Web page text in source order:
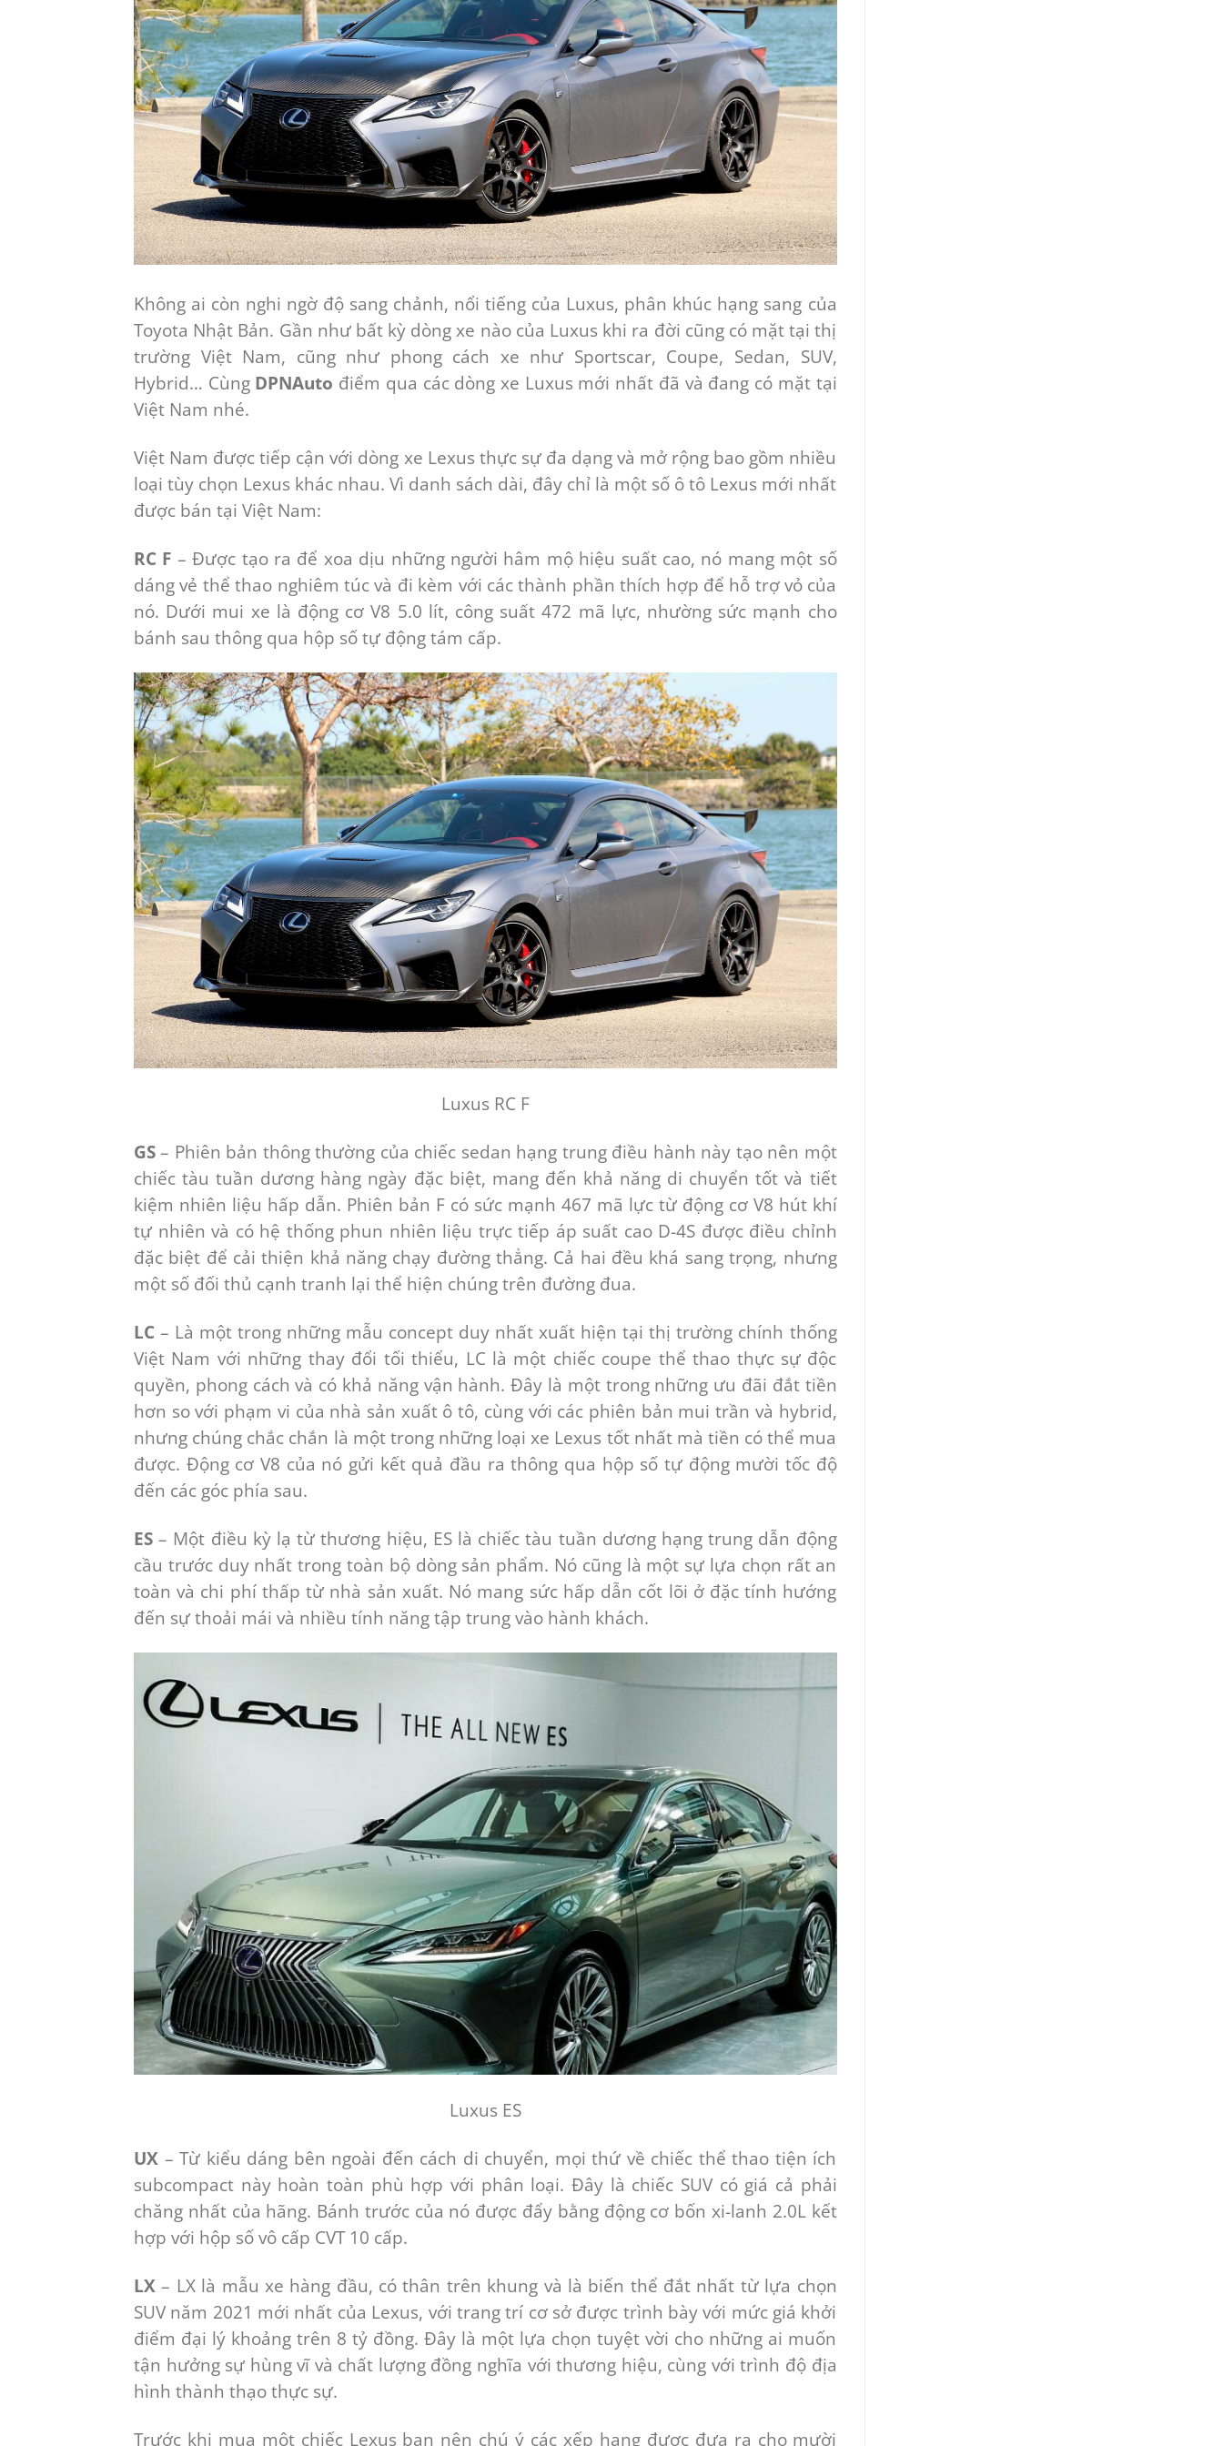
Không ai còn nghi ngờ độ sang chảnh, nổi tiếng của Luxus, phân khúc hạng sang của
Toyota Nhật Bản. Gần như bất kỳ dòng xe nào của Luxus khi ra đời cũng có mặt tại thị
trường Việt Nam, cũng như phong cách xe như Sportscar, Coupe, Sedan, SUV,
Hybrid… Cùng DPNAuto điểm qua các dòng xe Luxus mới nhất đã và đang có mặt tại
Việt Nam nhé.
Việt Nam được tiếp cận với dòng xe Lexus thực sự đa dạng và mở rộng bao gồm nhiều
loại tùy chọn Lexus khác nhau. Vì danh sách dài, đây chỉ là một số ô tô Lexus mới nhất
được bán tại Việt Nam:
RC F – Được tạo ra để xoa dịu những người hâm mộ hiệu suất cao, nó mang một số
dáng vẻ thể thao nghiêm túc và đi kèm với các thành phần thích hợp để hỗ trợ vỏ của
nó. Dưới mui xe là động cơ V8 5.0 lít, công suất 472 mã lực, nhường sức mạnh cho
bánh sau thông qua hộp số tự động tám cấp.
Luxus RC F
GS – Phiên bản thông thường của chiếc sedan hạng trung điều hành này tạo nên một
chiếc tàu tuần dương hàng ngày đặc biệt, mang đến khả năng di chuyển tốt và tiết
kiệm nhiên liệu hấp dẫn. Phiên bản F có sức mạnh 467 mã lực từ động cơ V8 hút khí
tự nhiên và có hệ thống phun nhiên liệu trực tiếp áp suất cao D-4S được điều chỉnh
đặc biệt để cải thiện khả năng chạy đường thẳng. Cả hai đều khá sang trọng, nhưng
một số đối thủ cạnh tranh lại thể hiện chúng trên đường đua.
LC – Là một trong những mẫu concept duy nhất xuất hiện tại thị trường chính thống
Việt Nam với những thay đổi tối thiểu, LC là một chiếc coupe thể thao thực sự độc
quyền, phong cách và có khả năng vận hành. Đây là một trong những ưu đãi đắt tiền
hơn so với phạm vi của nhà sản xuất ô tô, cùng với các phiên bản mui trần và hybrid,
nhưng chúng chắc chắn là một trong những loại xe Lexus tốt nhất mà tiền có thể mua
được. Động cơ V8 của nó gửi kết quả đầu ra thông qua hộp số tự động mười tốc độ
đến các góc phía sau.
ES – Một điều kỳ lạ từ thương hiệu, ES là chiếc tàu tuần dương hạng trung dẫn động
cầu trước duy nhất trong toàn bộ dòng sản phẩm. Nó cũng là một sự lựa chọn rất an
toàn và chi phí thấp từ nhà sản xuất. Nó mang sức hấp dẫn cốt lõi ở đặc tính hướng
đến sự thoải mái và nhiều tính năng tập trung vào hành khách.
Luxus ES
UX – Từ kiểu dáng bên ngoài đến cách di chuyển, mọi thứ về chiếc thể thao tiện ích
subcompact này hoàn toàn phù hợp với phân loại. Đây là chiếc SUV có giá cả phải
chăng nhất của hãng. Bánh trước của nó được đẩy bằng động cơ bốn xi-lanh 2.0L kết
hợp với hộp số vô cấp CVT 10 cấp.
LX – LX là mẫu xe hàng đầu, có thân trên khung và là biến thể đắt nhất từ ​​lựa chọn
SUV năm 2021 mới nhất của Lexus, với trang trí cơ sở được trình bày với mức giá khởi
điểm đại lý khoảng trên 8 tỷ đồng. Đây là một lựa chọn tuyệt vời cho những ai muốn
tận hưởng sự hùng vĩ và chất lượng đồng nghĩa với thương hiệu, cùng với trình độ địa
hình thành thạo thực sự.
Trước khi mua một chiếc Lexus bạn nên chú ý các xếp hạng được đưa ra cho mười